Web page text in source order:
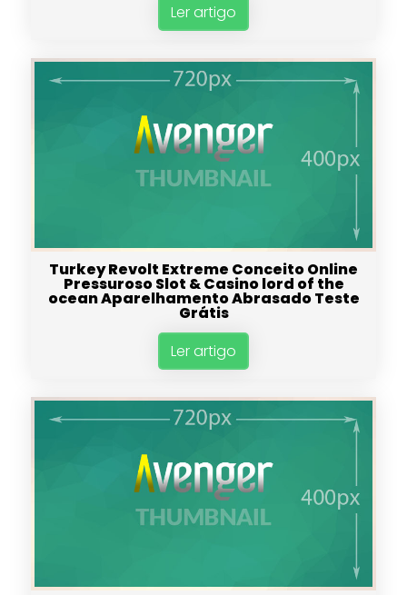
Ler artigo
Turkey Revolt Extreme Conceito Online
Pressuroso Slot & Casino lord of the
ocean Aparelhamento Abrasado Teste
Grátis
Ler artigo